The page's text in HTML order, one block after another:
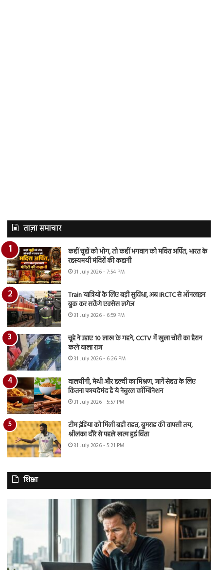
ताज़ा समाचार
कहीं चूहों को भोग, तो कहीं भगवान को मदिरा अर्पित, भारत के
रहस्यमयी मंदिरों की कहानी
31 July 2026 - 7:54 PM
Train यात्रियों के लिए बड़ी सुविधा, अब IRCTC से ऑनलाइन
बुक कर सकेंगे एक्सेस लगेज
31 July 2026 - 6:59 PM
चूहे ने उड़ाए 10 लाख के गहने, CCTV में खुला चोरी का हैरान
करने वाला राज
31 July 2026 - 6:26 PM
दालचीनी, मेथी और हल्दी का मिश्रण, जानें सेहत के लिए
कितना फायदेमंद है ये नेचुरल कॉम्बिनेशन
31 July 2026 - 5:57 PM
टीम इंडिया को मिली बड़ी राहत, बुमराह की वापसी तय,
श्रीलंका दौरे से पहले खत्म हुई चिंता
31 July 2026 - 5:21 PM
शिक्षा